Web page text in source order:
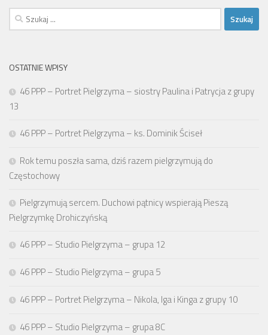
Szukaj:
OSTATNIE WPISY
46 PPP – Portret Pielgrzyma – siostry Paulina i Patrycja z grupy
13
46 PPP – Portret Pielgrzyma – ks. Dominik Ściseł
Rok temu poszła sama, dziś razem pielgrzymują do
Częstochowy
Pielgrzymują sercem. Duchowi pątnicy wspierają Pieszą
Pielgrzymkę Drohiczyńską
46 PPP – Studio Pielgrzyma – grupa 12
46 PPP – Studio Pielgrzyma – grupa 5
46 PPP – Portret Pielgrzyma – Nikola, Iga i Kinga z grupy 10
46 PPP – Studio Pielgrzyma – grupa 8C